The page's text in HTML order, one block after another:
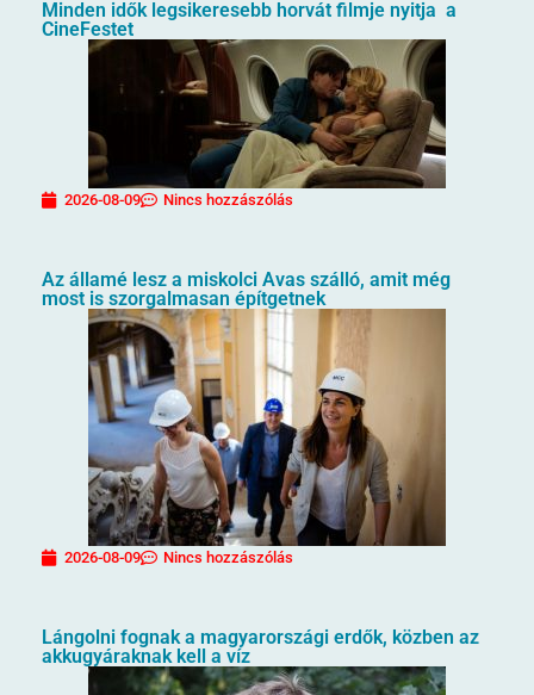
Minden idők legsikeresebb horvát filmje nyitja a
CineFestet
2026-08-09 Nincs hozzászólás
Az államé lesz a miskolci Avas szálló, amit még
most is szorgalmasan építgetnek
2026-08-09 Nincs hozzászólás
Lángolni fognak a magyarországi erdők, közben az
akkugyáraknak kell a víz